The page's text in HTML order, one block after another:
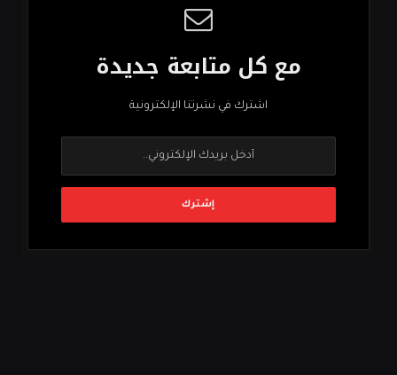
مع كل متابعة جديدة
اشترك في نشرتنا الإلكترونية